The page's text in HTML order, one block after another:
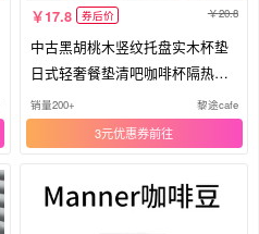
17.8 券后价 20.8
中古黑胡桃木竖纹托盘实木杯垫
日式轻奢餐垫清吧咖啡杯隔热垫
茶盘
销量200+ 黎途cafe
3元优惠券